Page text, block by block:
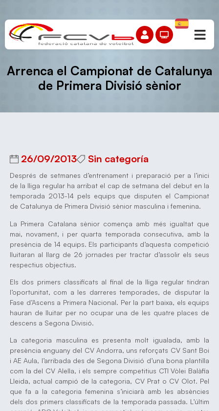
Arrenca el Campionat de Catalunya
de Primera Divisió sènior
26/09/2013 Sin categoría
Després de setmanes d’entrenament i preparació per a l’inici
de la lliga regular ha arribat el cap de setmana del debut en la
temporada 2013-14 pels equips que disputen el Campionat
de Catalunya de Primera Divisió sènior masculina i femenina.
La Primera Catalana sènior comença amb més igualtat que
mai, novament, i per quarta temporada consecutiva, amb la
presència de 14 equips. Els participants d’aquesta competició
lluitaran al llarg de 26 jornades per tractar d’assolir els seus
respectius objectius.
Els dos primers classificats al final de la lliga regular tindran
l’oportunitat, com a les darreres temporades, de disputar la
Fase d’Ascens a Primera Nacional. Per la part baixa, els equips
hauran de lluitar per no ocupar una de les quatre places de
descens a Segona Divisió.
La categoria masculina es presenta molt igualada, amb la
presència enguany del CV Andorra, uns reforçats CV Sant Boi
i AE Aula, l’arribada des de Segona Divisió d’una bona plantilla
com la del CV Alella, i els sempre competitius CTI Vòlei Balàfia
Lleida, actual campió de la categoria, CV Prat o CV Olot. Pel
que fa a la categoria femenina s’iniciarà amb les absències
dels dos primers classificats de la temporada passada. L’últim